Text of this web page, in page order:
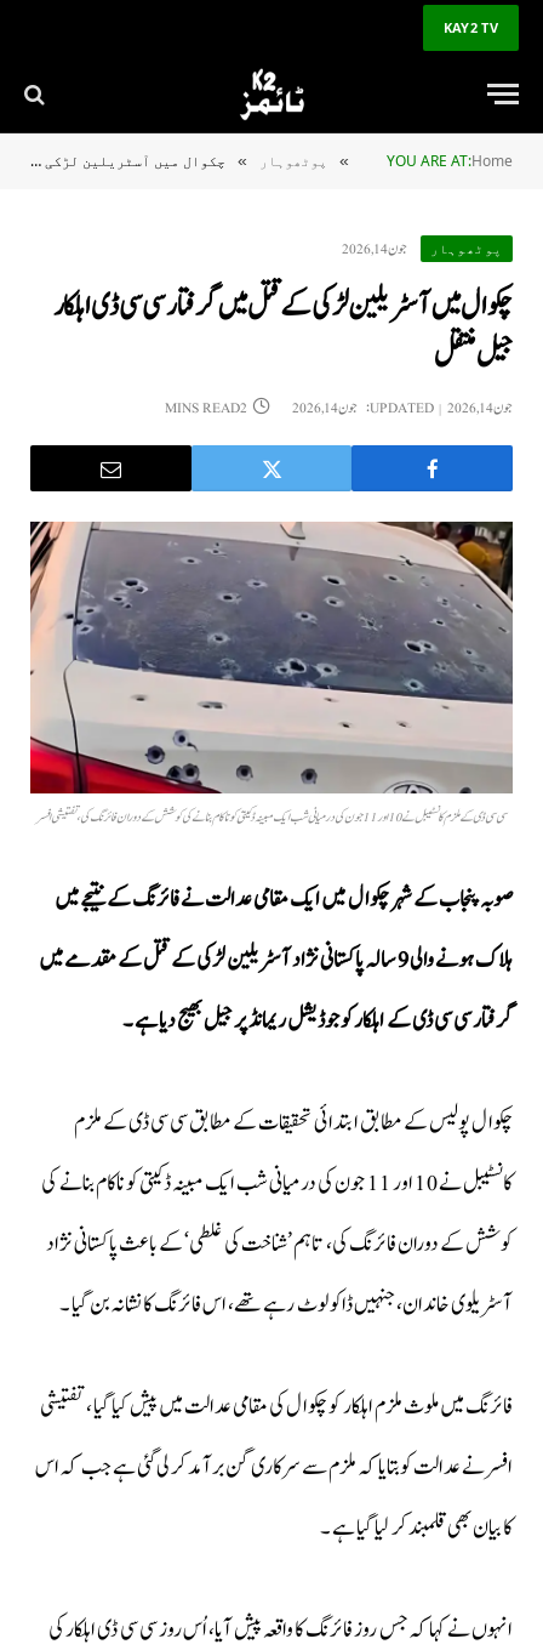
KAY2 TV
YOU ARE AT:Home
» پوٹھوہار » چکوال میں آسٹریلین لڑکی کے قتل میں گرفتار سی سی ڈی اہلکار جیل منتقل
پوٹھوہار جون 14, 2026
چکوال میں آسٹریلین لڑکی کے قتل میں گرفتار سی سی ڈی اہلکار
جیل منتقل
جون 14, 2026 UPDATED: جون 14, 2026 2 MINS READ
سی سی ڈی کے ملزم کانسٹیبل نے 10 اور 11 جون کی درمیانی شب ایک مبینہ ڈکیتی کو ناکام بنانے کی کوشش کے دوران فائرنگ کی، تفتیشی افسر
صوبہ پنجاب کے شہر چکوال میں ایک مقامی عدالت نے فائرنگ کے نتیجے میں
ہلاک ہونے والی 9 سالہ پاکستانی نژاد آسٹریلین لڑکی کے قتل کے مقدمے میں
گرفتار سی سی ڈی کے اہلکار کو جوڈیشل ریمانڈ پر جیل بھیج دیا ہے ۔
چکوال پولیس کے مطابق ابتدائی تحقیقات کے مطابق سی سی ڈی کے ملزم
کانسٹیبل نے 10 اور 11 جون کی درمیانی شب ایک مبینہ ڈکیتی کو ناکام بنانے کی
کوشش کے دوران فائرنگ کی، تاہم ’شناخت کی غلطی‘ کے باعث پاکستانی نژاد
آسٹریلوی خاندان، جنہیں ڈاکو لوٹ رہے تھے، اس فائرنگ کا نشانہ بن گیا ۔
فائرنگ میں ملوث ملزم اہلکار کو چکوال کی مقامی عدالت میں پیش کیا گیا ، تفتیشی
افسر نے عدالت کوبتایا کہ ملزم سے سرکاری گن برآمد کر لی گئی ہے جب کہ اس
کا بیان بھی قلمبند کر لیا گیا ہے ۔
انہوں نے کہا کہ جس روز فائرنگ کا واقعہ پیش آیا، اُس روز سی سی ڈی اہلکار کی